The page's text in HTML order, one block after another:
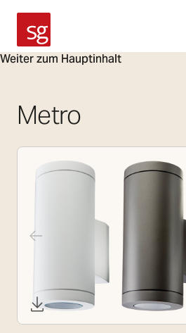
Weiter zum Hauptinhalt
SG Armaturen
Metro